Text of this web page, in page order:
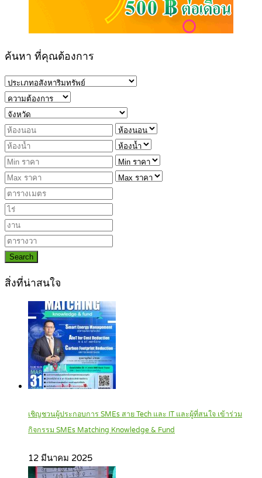
ค้นหา ที่คุณต้องการ
Search
สิ่งที่น่าสนใจ
เชิญชวนผู้ประกอบการ SMEs สาย Tech และ IT และผู้ที่สนใจ เข้าร่วม
กิจกรรม SMEs Matching Knowledge & Fund
12 มีนาคม 2025